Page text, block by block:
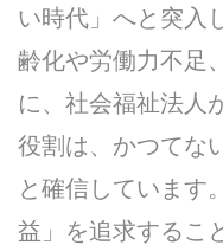
い時代」へと突入
齢化や労働力不足
に、社会福祉法人
役割は、かつてな
と確信しています
益」を追求するこ